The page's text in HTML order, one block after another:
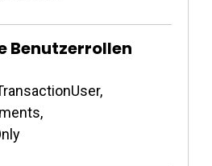
Benutzerrollen